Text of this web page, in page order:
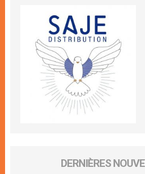
DERNIÈRES